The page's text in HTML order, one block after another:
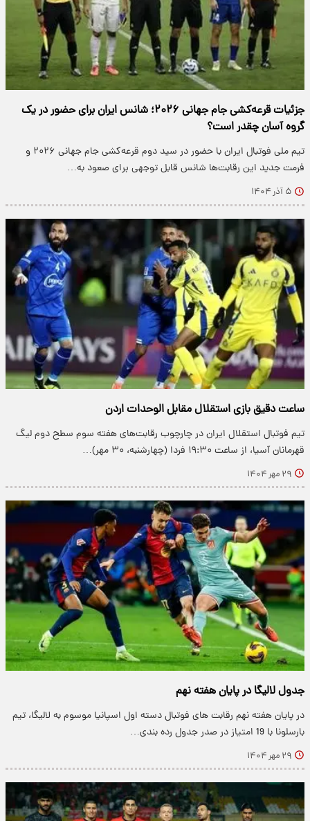
جزئیات قرعه‌کشی جام جهانی ۲۰۲۶‌؛ شانس ایران برای حضور در یک
گروه آسان چقدر است؟
تیم ملی فوتبال ایران با حضور در سید دوم قرعه‌کشی جام جهانی ۲۰۲۶ و
فرمت جدید این رقابت‌ها شانس قابل توجهی برای صعود به…
۵ آذر ۱۴۰۴
ساعت دقیق بازی استقلال مقابل الوحدات اردن
تیم فوتبال استقلال ایران در چارچوب رقابت‌های هفته سوم سطح دوم لیگ
قهرمانان آسیا، از ساعت ۱۹:۳۰ فردا (چهارشنبه، ۳۰ مهر)…
۲۹ مهر ۱۴۰۴
جدول لالیگا در پایان هفته نهم
در پایان هفته نهم رقابت های فوتبال دسته اول اسپانیا موسوم به لالیگا، تیم
بارسلونا با 19 امتیاز در صدر جدول رده بندی…
۲۹ مهر ۱۴۰۴